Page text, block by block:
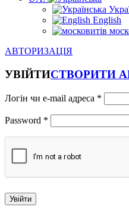
English
АВТОРИЗАЦІЯ
УВІЙТИСТВОРИТИ
Логін чи e-mail адреса *
Password *
Увійти